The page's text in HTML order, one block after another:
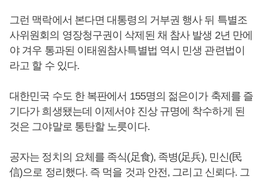
그런 맥락에서 본다면 대통령의 거부권 행사 뒤 특별조
사위원회의 영장청구권이 삭제된 채 참사 발생 2년 만에
야 겨우 통과된 이태원참사특별법 역시 민생 관련법이
라고 할 수 있다.
대한민국 수도 한 복판에서 155명의 젊은이가 축제를 즐
기다가 희생됐는데 이제서야 진상 규명에 착수하게 된
것은 그야말로 통탄할 노릇이다.
공자는 정치의 요체를 족식(足食), 족병(足兵), 민신(民
信)으로 정리했다. 즉 먹을 것과 안전, 그리고 신뢰다. 그